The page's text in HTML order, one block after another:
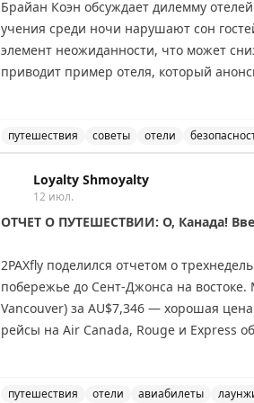
Gary Leff|View from the Wing
Брайан Коэн обсуждает дилемму
учения среди ночи нарушают сон
элемент неожиданности, что может
приводит пример отеля, который
ситуации. Вопрос остается открытым:
реальной опасности?
The Gate with Brian Cohen
путешествия советы отели
Loyalty Shmoyalty
12 июл.
ОТЧЕТ О ПУТЕШЕСТВИИ: О, Канада!
2PAXfly поделился отчетом о
побережье до Сент-Джонса на
Vancouver) за AU$7,346 — хорошая
рейсы на Air Canada, Rouge и Express
всем агрегаторам, включая Google
путешествия отели авиабилеты